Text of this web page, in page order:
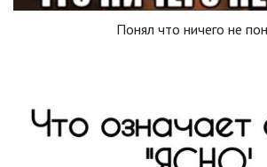
Понял что ничего не